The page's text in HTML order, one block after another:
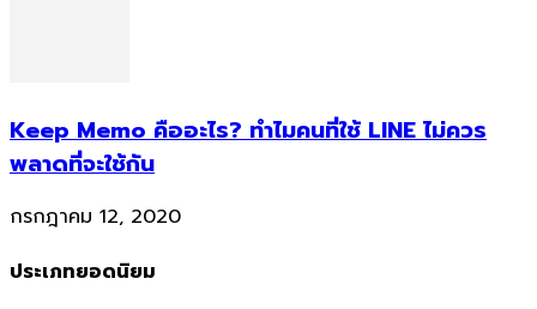
Keep Memo คืออะไร? ทำไมคนที่ใช้ LINE ไม่ควร
พลาดที่จะใช้กัน
กรกฎาคม 12, 2020
ประเภทยอดนิยม